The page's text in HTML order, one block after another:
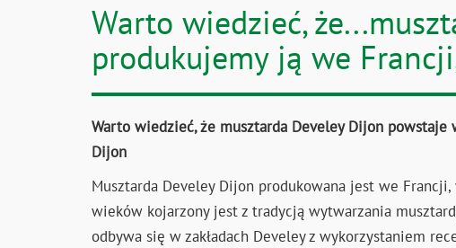
Warto wiedzieć,
produkujemy ją we
Warto wiedzieć, że musztarda Develey Dijon
Dijon
Musztarda Develey Dijon produkowana jest we
wieków kojarzony jest z tradycją wytwarzania
odbywa się w zakładach Develey z wykorzystaniem